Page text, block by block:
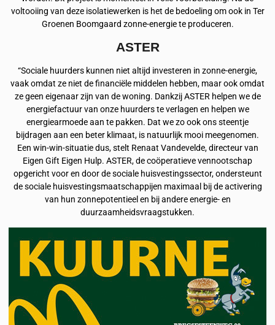
voltooiing van deze isolatiewerken is het de bedoeling om ook in Ter
Groenen Boomgaard zonne-energie te produceren.
ASTER
“Sociale huurders kunnen niet altijd investeren in zonne-energie,
vaak omdat ze niet de financiële middelen hebben, maar ook omdat
ze geen eigenaar zijn van de woning. Dankzij ASTER helpen we de
energiefactuur van onze huurders te verlagen en helpen we
energiearmoede aan te pakken. Dat we zo ook ons steentje
bijdragen aan een beter klimaat, is natuurlijk mooi meegenomen.
Een win-win-situatie dus, stelt Renaat Vandevelde, directeur van
Eigen Gift Eigen Hulp. ASTER, de coöperatieve vennootschap
opgericht voor en door de sociale huisvestingssector, ondersteunt
de sociale huisvestingsmaatschappijen maximaal bij de activering
van hun zonnepotentieel en bij andere energie- en
duurzaamheidsvraagstukken.